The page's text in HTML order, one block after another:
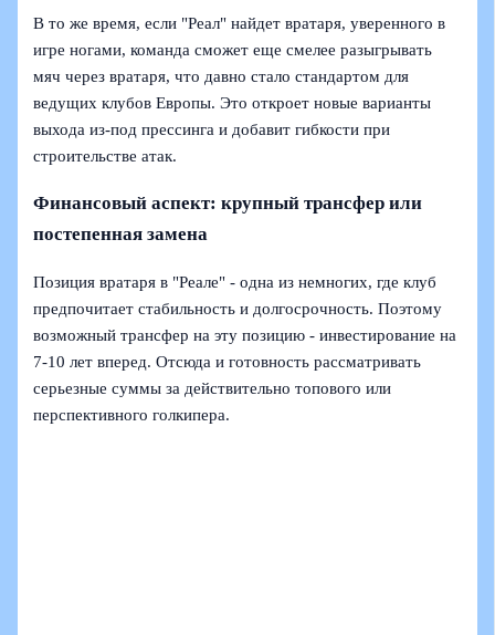
В то же время, если "Реал" найдет вратаря, уверенного в
игре ногами, команда сможет еще смелее разыгрывать
мяч через вратаря, что давно стало стандартом для
ведущих клубов Европы. Это откроет новые варианты
выхода из-под прессинга и добавит гибкости при
строительстве атак.
Финансовый аспект: крупный трансфер или
постепенная замена
Позиция вратаря в "Реале" - одна из немногих, где клуб
предпочитает стабильность и долгосрочность. Поэтому
возможный трансфер на эту позицию - инвестирование на
7-10 лет вперед. Отсюда и готовность рассматривать
серьезные суммы за действительно топового или
перспективного голкипера.